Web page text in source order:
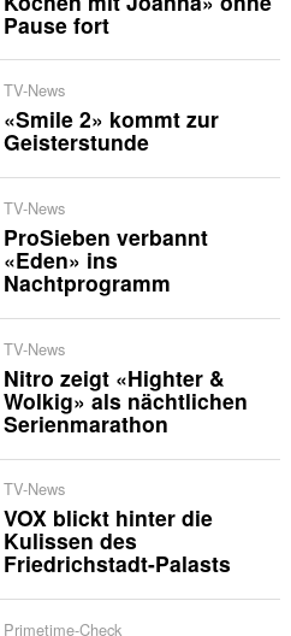
Pause fort
TV-News
«Smile 2» kommt zur
Geisterstunde
TV-News
ProSieben verbannt
«Eden» ins
Nachtprogramm
TV-News
Nitro zeigt «Highter &
Wolkig» als nächtlichen
Serienmarathon
TV-News
VOX blickt hinter die
Kulissen des
Friedrichstadt-Palasts
Primetime-Check